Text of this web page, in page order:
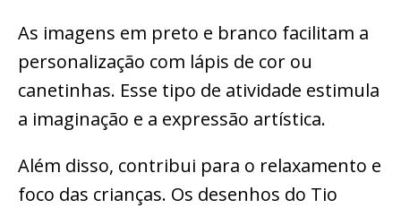
As imagens em preto e branco facilitam a
personalização com lápis de cor ou
canetinhas. Esse tipo de atividade estimula
a imaginação e a expressão artística.
Além disso, contribui para o relaxamento e
foco das crianças. Os desenhos do Tio